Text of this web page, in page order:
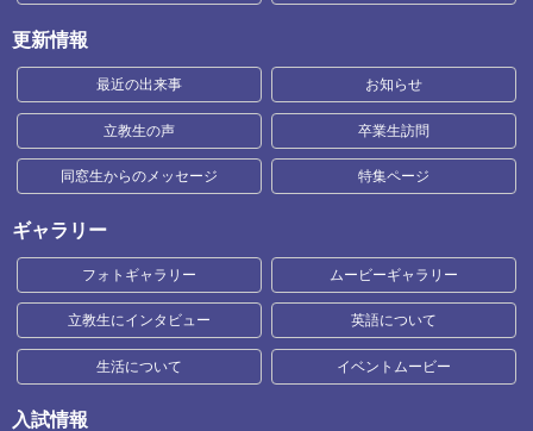
更新情報
最近の出来事 お知らせ
立教生の声 卒業生訪問
同窓生からのメッセージ 特集ページ
ギャラリー
フォトギャラリー ムービーギャラリー
立教生にインタビュー 英語について
生活について イベントムービー
入試情報